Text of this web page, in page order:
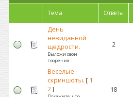
Тема Ответы
День
невиданной
щедрости.
Выложи свои
творения.
2
Веселые
скриншоты. [ 1
2] 18